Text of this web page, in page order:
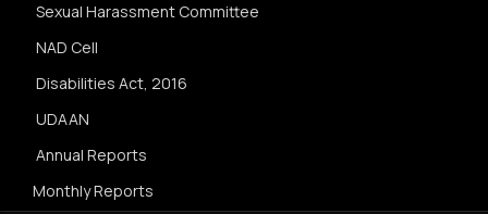
Sexual Harassment Committee
NAD Cell
Disabilities Act, 2016
UDAAN
Annual Reports
Monthly Reports